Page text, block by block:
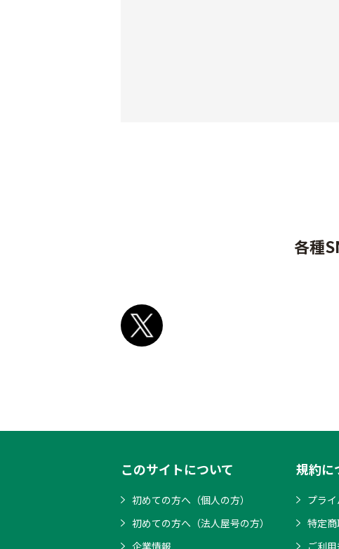
各種
このサイトについて
初めての方へ（個人の方）
初めての方へ（法人屋号の方）
企業情報
規約に
プラ
特定
ご利